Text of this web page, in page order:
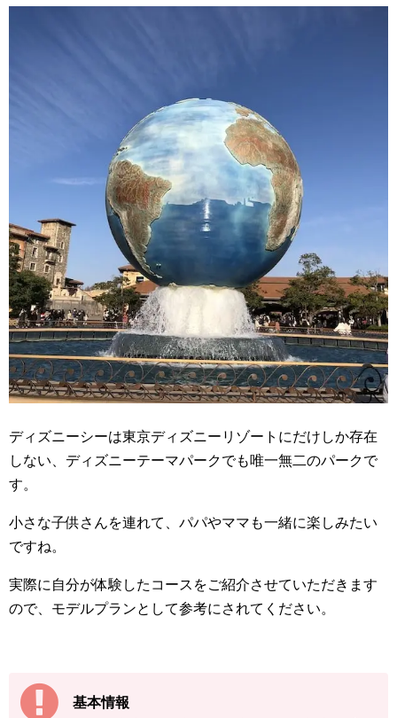
ディズニーシーは東京ディズニーリゾートにだけしか存在
しない、ディズニーテーマパークでも唯一無二のパークで
す。
小さな子供さんを連れて、パパやママも一緒に楽しみたい
ですね。
実際に自分が体験したコースをご紹介させていただきます
ので、モデルプランとして参考にされてください。
基本情報